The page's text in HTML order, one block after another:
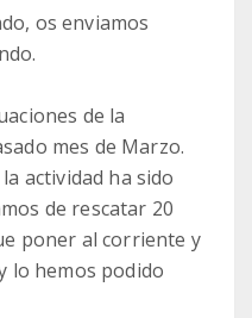
os enviamos
de la
mes de Marzo.
actividad ha sido
de rescatar 20
poner al corriente y
lo hemos podido